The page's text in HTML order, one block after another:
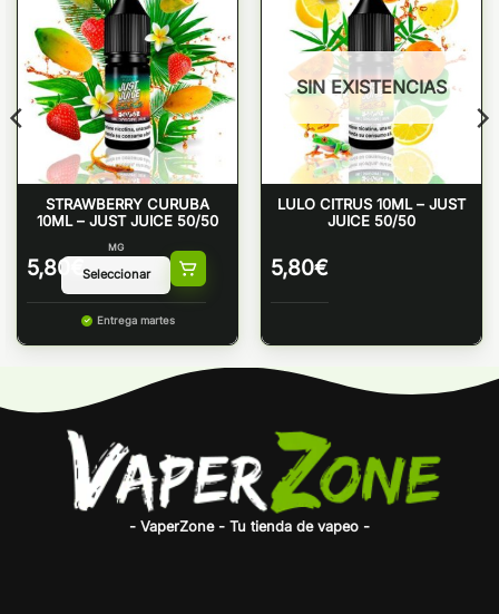
STRAWBERRY CURUBA
10ML – JUST JUICE 50/50
5,80 €
MG
Entrega martes
SIN EXISTENCIAS
LULO CITRUS 10ML – JUST
JUICE 50/50
5,80€
- VaperZone - Tu tienda de vapeo -